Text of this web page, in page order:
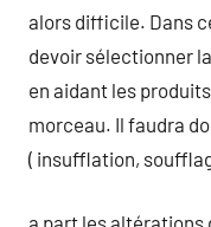
alors difficile. Dans
devoir sélectionner
en aidant les
morceau. Il faudra
( insufflation,
a part les altérations